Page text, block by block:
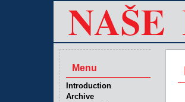
Menu
Introduction
Archive